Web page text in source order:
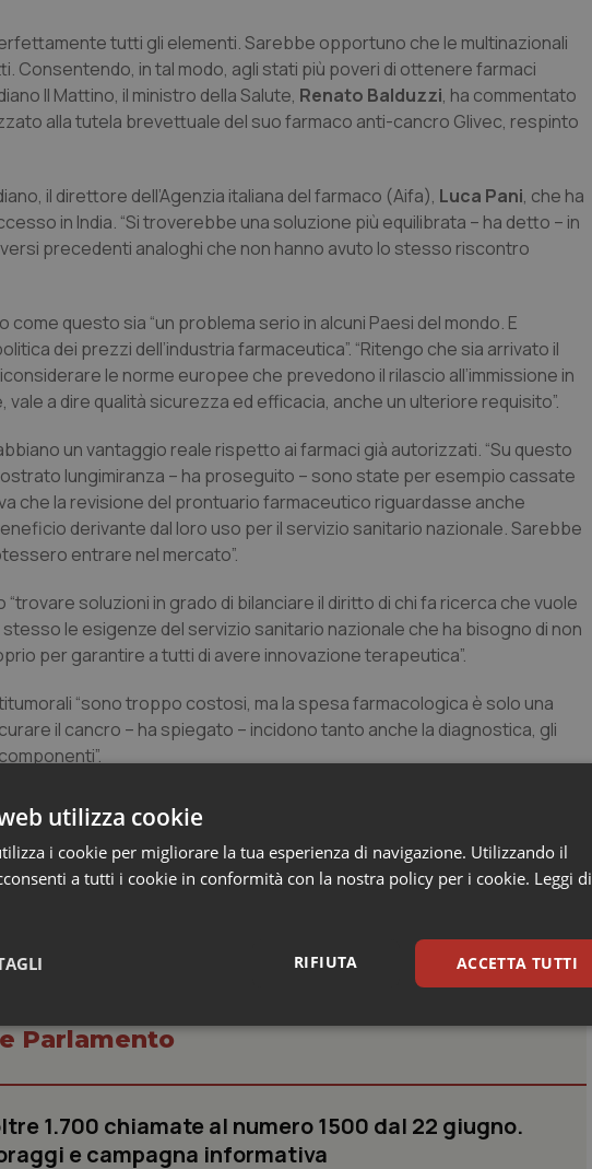
tutti gli elementi. Sarebbe opportuno che le multinazionali
Consentendo, in tal modo, agli stati più poveri di ottenere farmaci
Il Mattino, il ministro della Salute, Renato Balduzzi, ha commentato
alla tutela brevettuale del suo farmaco anti-cancro Glivec, respinto
il direttore dell’Agenzia italiana del farmaco (Aifa), Luca Pani, che ha
in India. “Si troverebbe una soluzione più equilibrata – ha detto – in
precedenti analoghi che non hanno avuto lo stesso riscontro
questo sia “un problema serio in alcuni Paesi del mondo. E
dei prezzi dell’industria farmaceutica”. “Ritengo che sia arrivato il
le norme europee che prevedono il rilascio all’immissione in
a dire qualità sicurezza ed efficacia, anche un ulteriore requisito”.
un vantaggio reale rispetto ai farmaci già autorizzati. “Su questo
lungimiranza – ha proseguito – sono state per esempio cassate
che la revisione del prontuario farmaceutico riguardasse anche
derivante dal loro uso per il servizio sanitario nazionale. Sarebbe
entrare nel mercato”.
soluzioni in grado di bilanciare il diritto di chi fa ricerca che vuole
le esigenze del servizio sanitario nazionale che ha bisogno di non
per garantire a tutti di avere innovazione terapeutica”.
“sono troppo costosi, ma la spesa farmacologica è solo una
il cancro – ha spiegato – incidono tanto anche la diagnostica, gli
produttrici non possono attribuire al medicinale il prezzo che
è sempre la stessa Agenzia che sovrintende all’utilità dei farmaci, oltre
Parlamento
1.700 chiamate al numero 1500 dal 22 giugno.
e campagna informativa
utilizza cookie
i cookie per migliorare la tua esperienza di navigazione. Utilizzando il
a tutti i cookie in conformità con la nostra policy per i cookie. Leggi di
ACCETTA TUTTI
RIFIUTA
Statistici Marketing